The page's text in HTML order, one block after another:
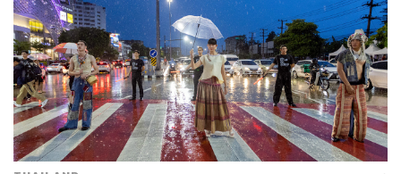
เกาหลีใต้ตอนนี้มีข่าวว่ากระทรวงการต่างประเทศของ
สาธารณรัฐเกาหลีตัดสินใจยกเลิกระงับข้อตกลงยกเว้นวีซ่า
ชั่วคราว และบันทึกการแลกเปลี่ยนและการเข้าประเทศ
อนุญาตให้ 46 ประเทศ รวมถึงนักเดินทางจากไทย สามารถ
เข้าประเทศได้โดยไม่ต้องขอวีซ่า ตั้งแต่วันที่ 1 เมษายน 2565
เป็นต้นไป แต่ต้องลงทะเบียนผ่านระบบ K-ETA อย่างไรก็ดี
ทางเราแนะนำให้รอประกาศอย่างเป็นทางการอีกครั้งจาก
องค์การส่งเสริมการท่องเที่ยวเกาหลี (KTO) ประจำ